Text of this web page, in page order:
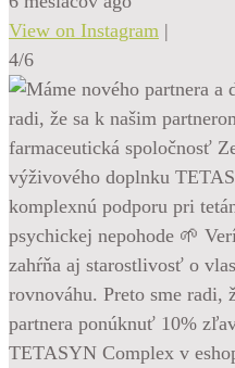
View on Instagram |
4/6